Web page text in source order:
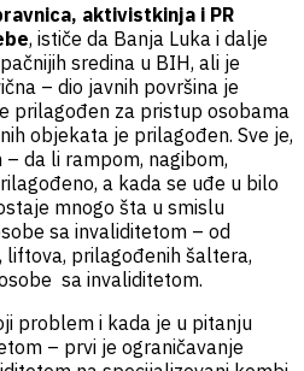
aktivistkinja i PR
, ističe da Banja Luka i dalje
sredina u BIH, ali je
– dio javnih površina je
prilagođen za pristup osobama
objekata je prilagođen. Sve je,
da li rampom, nagibom,
a kada se uđe u bilo
mnogo šta u smislu
sa invaliditetom – od
prilagođenih šaltera,
sa invaliditetom.
problem i kada je u pitanju
– prvi je ograničavanje